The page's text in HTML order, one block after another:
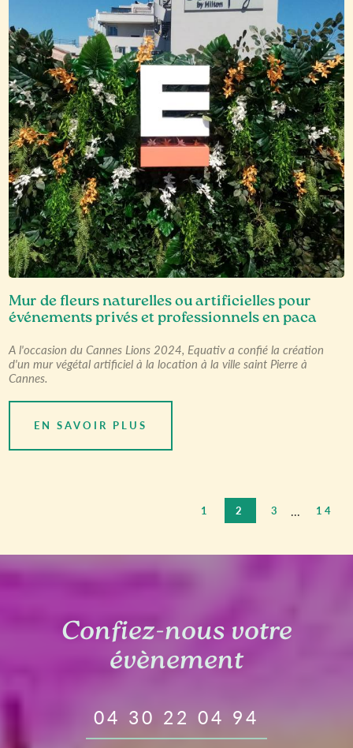
Mur de fleurs naturelles ou artificielles pour
événements privés et professionnels en paca
A l'occasion du Cannes Lions 2024, Equativ a confié la création
d'un mur végétal artificiel à la location à la ville saint Pierre à
Cannes.
EN SAVOIR PLUS
1 2 3 ... 14
Confiez-nous votre
évènement
04 30 22 04 94